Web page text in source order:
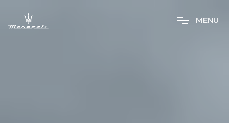
MENU